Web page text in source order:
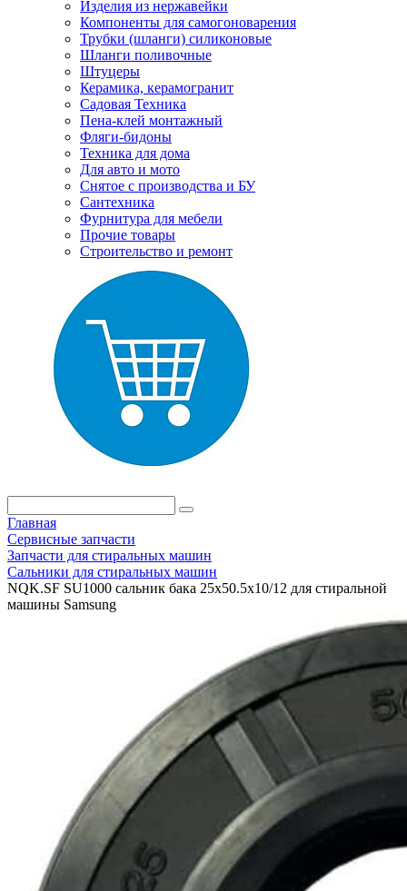
Изделия из нержавейки
Компоненты для самогоноварения
Трубки (шланги) силиконовые
Шланги поливочные
Штуцеры
Керамика, керамогранит
Садовая Техника
Пена-клей монтажный
Фляги-бидоны
Техника для дома
Для авто и мото
Снятое с производства и БУ
Сантехника
Фурнитура для мебели
Прочие товары
Строительство и ремонт
Главная
Сервисные запчасти
Запчасти для стиральных машин
Сальники для стиральных машин
NQK.SF SU1000 сальник бака 25x50.5x10/12 для стиральной
машины Samsung